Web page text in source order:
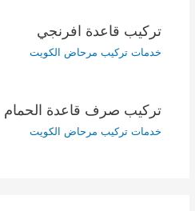
تركيب قاعدة افرنجي
خدمات تركيب مرحاض الكويت
تركيب صرف قاعدة الحمام
خدمات تركيب مرحاض الكويت